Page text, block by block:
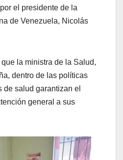
el presidente de la
de Venezuela, Nicolás
la ministra de la Salud,
dentro de las políticas
de salud garantizan el
general a sus